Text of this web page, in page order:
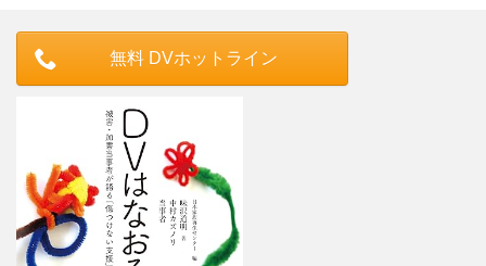
無料 DVホットライン